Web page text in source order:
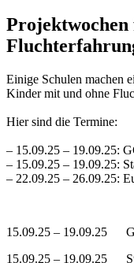
Einige Schulen machen
Kinder mit und ohne
Hier sind die Termine:
– 15.09.25 – 19.09.25:
– 15.09.25 – 19.09.25:
– 22.09.25 – 26.09.25:
15.09.25 – 19.09.25
15.09.25 – 19.09.25